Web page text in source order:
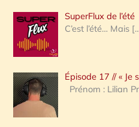
e
r
c
h
e
SuperFlux de l’été
C’est l’été… Mais
Épisode 17 // « Je
Prénom : Lilian